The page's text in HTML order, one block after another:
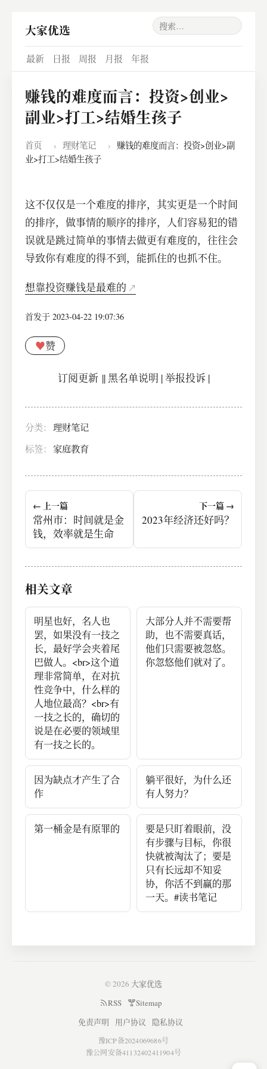
大家优选
最新 日报 周报 月报 年报
赚钱的难度而言：投资>创业>
副业>打工>结婚生孩子
首页 › 理财笔记 ›
赚钱的难度而言：投资>创业>副
业>打工>结婚生孩子
这不仅仅是一个难度的排序，其实更是一个时间
的排序，做事情的顺序的排序，人们容易犯的错
误就是跳过简单的事情去做更有难度的，往往会
导致你有难度的得不到，能抓住的也抓不住。
想靠投资赚钱是最难的
首发于 2023-04-22 19:07:36
♥赞
订阅更新||黑名单说明 |举报投诉 |
分类： 理财笔记
标签： 家庭教育
← 上一篇
常州市：时间就是金
钱，效率就是生命
下一篇 →
2023年经济还好吗？
相关文章
明星也好，名人也
罢，如果没有一技之
长，最好学会夹着尾
巴做人。<br>这个道
理非常简单，在对抗
性竞争中，什么样的
人地位最高？<br>有
一技之长的，确切的
说是在必要的领域里
有一技之长的。
大部分人并不需要帮
助，也不需要真话，
他们只需要被忽悠。
你忽悠他们就对了。
因为缺点才产生了合
作
躺平很好，为什么还
有人努力？
第一桶金是有原罪的
要是只盯着眼前，没
有步骤与目标，你很
快就被淘汰了；要是
只有长远却不知妥
协，你活不到赢的那
一天。#读书笔记
© 2026 大家优选
RSS
Sitemap
免责声明
用户协议 隐私协议
豫ICP备2024069686号
豫公网安备41132402411904号